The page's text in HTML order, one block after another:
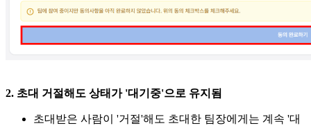
2. 초대 거절해도 상태가 '대기중'으로 유지됨
초대받은 사람이 '거절'해도 초대한 팀장에게는 계속 '대